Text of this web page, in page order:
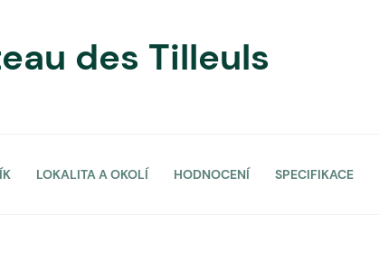
des Tilleuls
LOKALITA A OKOLÍ HODNOCENÍ SPECIFIKACE